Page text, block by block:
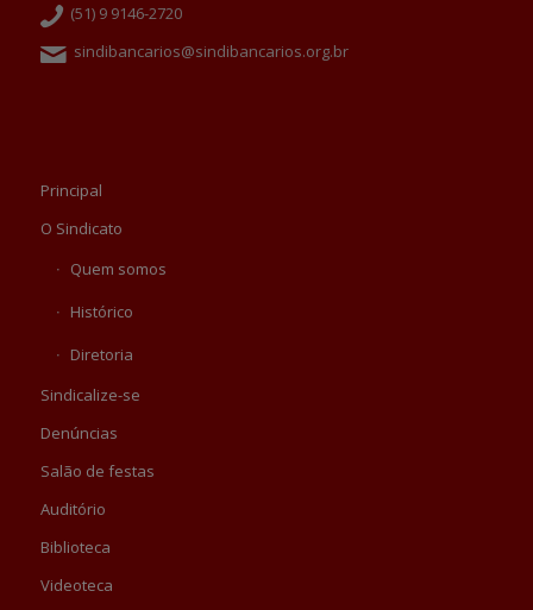
(51) 9 9146-2720
sindibancarios@sindibancarios.org.br
Principal
O Sindicato
Quem somos
Histórico
Diretoria
Sindicalize-se
Denúncias
Salão de festas
Auditório
Biblioteca
Videoteca